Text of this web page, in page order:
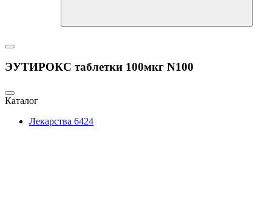
ЭУТИРОКС таблетки 100мкг N100
Каталог
Лекарства 6424